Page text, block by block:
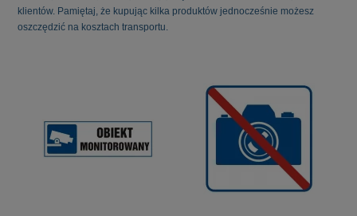
klientów. Pamiętaj, że kupując kilka produktów jednocześnie możesz
oszczędzić na kosztach transportu.